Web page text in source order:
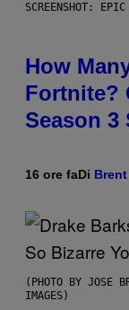
SCREENSHOT: EPIC
How
Fortnite?
Season
16 ore faDi
(PHOTO BY JOSE
IMAGES)